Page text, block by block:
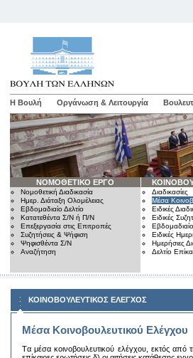
Η Βουλή Οργάνωση & Λειτουργία
ΝΟΜΟΘΕΤΙΚΟ ΕΡΓΟ
Νομοθετική Διαδικασία
Ημερ. Διάταξη Ολομέλειας
Εβδομαδιαίο Δελτίο
Κατατεθέντα Σ/Ν ή Π/Ν
Επεξεργασία στις Επιτροπές
Συζητήσεις & Ψήφιση
Ψηφισθέντα Σ/Ν
Αναζήτηση
Διαδικασίες
Μέσα
Ειδικές
Ειδικές
Εβδομαδιαίο
Ειδικές
Ημερήσιες
Δελτίο
ΚΟΙΝΟΒΟΥΛΕΥΤΙΚΟΣ ΕΛΕΓΧΟΣ
Μέσα Κοινοβουλευτικού Ελέγχου
Tα μέσα κoινoβoυλευτικoύ ελέγχoυ, εκτός από